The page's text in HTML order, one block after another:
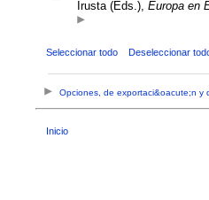
Irusta (Eds.), Europa en
Seleccionar todo Deseleccionar
Opciones, de exportaci&oacute;n y
Inicio